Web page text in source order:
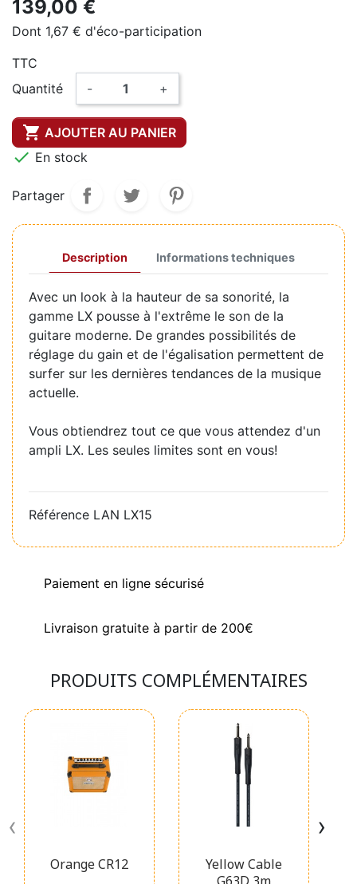
139,00 €
Dont 1,67 € d'éco-participation
TTC
Quantité
- +
 AJOUTER AU PANIER
 En stock
Partager
Description Informations techniques
Avec un look à la hauteur de sa sonorité, la
gamme LX pousse à l'extrême le son de la
guitare moderne. De grandes possibilités de
réglage du gain et de l'égalisation permettent de
surfer sur les dernières tendances de la musique
actuelle.
Vous obtiendrez tout ce que vous attendez d'un
ampli LX. Les seules limites sont en vous!
Référence LAN LX15
Paiement en ligne sécurisé
Livraison gratuite à partir de 200€
PRODUITS COMPLÉMENTAIRES
Orange CR12
Yellow Cable
‹ ›